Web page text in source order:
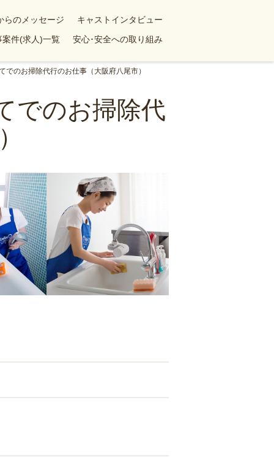
らのメッセージ
キャストインタビュー
案件(求人)一覧 安心･安全への取り組み
のお掃除代行のお仕事（大阪府八尾市）
でのお掃除代